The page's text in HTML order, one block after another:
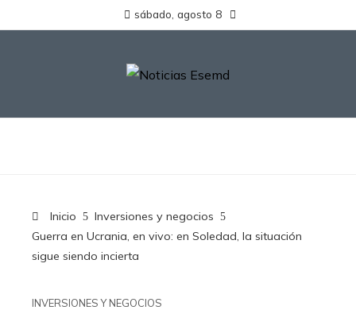
sábado, agosto 8
Inicio
Inversiones y negocios
Guerra en Ucrania, en vivo: en Soledad, la situación
sigue siendo incierta
INVERSIONES Y NEGOCIOS